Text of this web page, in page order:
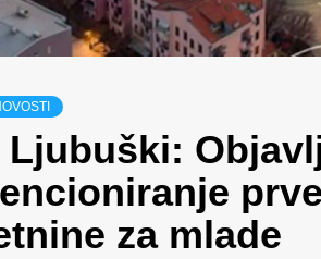
Ljubuški:
za mlade